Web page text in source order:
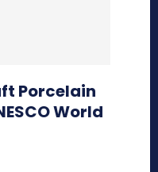
Porcelain
World